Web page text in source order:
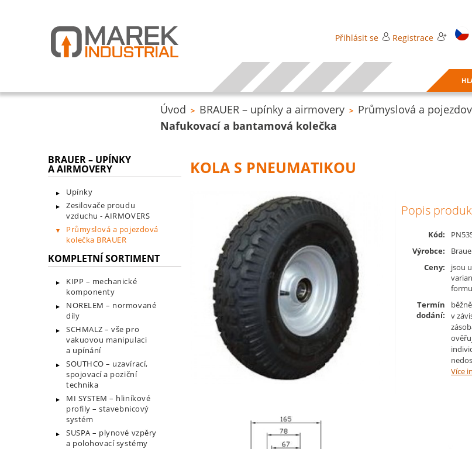
Přihlásit se Registrace
Úvod > BRAUER – upínky a airmovery > Průmyslová a
Nafukovací a bantamová kolečka
BRAUER – UPÍNKY
A AIRMOVERY
Upínky
Zesilovače proudu
vzduchu - AIRMOVERS
Průmyslová a pojezdová
kolečka BRAUER
KOMPLETNÍ SORTIMENT
KIPP – mechanické
komponenty
NORELEM – normované
díly
SCHMALZ – vše pro
vakuovou manipulaci
a upínání
SOUTHCO – uzavírací,
spojovací a poziční
technika
MI SYSTEM – hliníkové
profily – stavebnicový
systém
SUSPA – plynové vzpěry
a polohovací systémy
KOLA S PNEUMATIKOU
Popis
Kód:
Výrobce:
Ceny:
jsou
Termín
dodání:
v
Více